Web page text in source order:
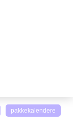
pakkekalendere